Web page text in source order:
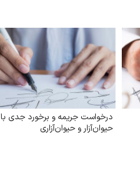
درخواست جریمه و برخورد جدی با
حیوان‌آزار و حیوان‌آزاری